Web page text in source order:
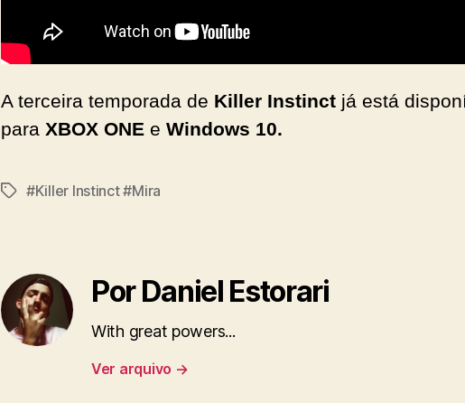
A terceira temporada de Killer Instinct já está
para XBOX ONE e Windows 10.
Tags#Killer Instinct #Mira
Por Daniel Estorari
With great powers...
Ver arquivo →